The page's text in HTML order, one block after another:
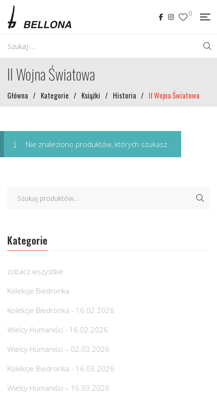
0
II Wojna Światowa
Główna / Kategorie / Książki / Historia / II Wojna Światowa
Nie znaleziono produktów, których szukasz.
Kategorie
zobacz wszystkie
Kolekcje Biedronka
Kolekcje Biedronka - 16.02.2026
Wielcy Humaniści - 16.02.2026
Wielcy Humaniści – 02.03.2026
Kolekcje Biedronka - 16.03.2026
Wielcy Humaniści – 16.03.2026